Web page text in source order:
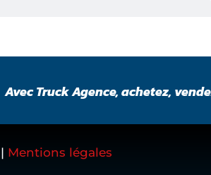
Avec Truck Agence, achetez,
Mentions légales